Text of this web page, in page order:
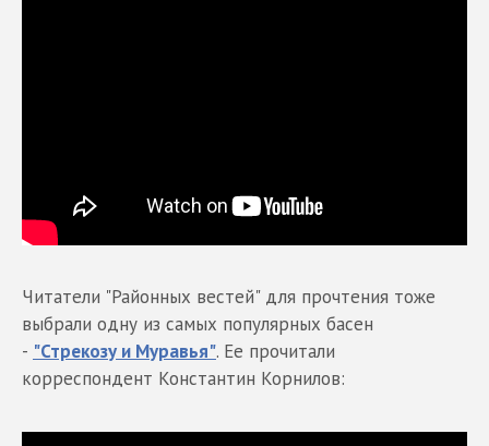
Читатели "Районных вестей" для прочтения тоже
выбрали одну из самых популярных басен
- "Стрекозу и Муравья". Ее прочитали
корреспондент Константин Корнилов: